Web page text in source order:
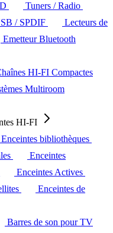
Tuners / Radio
/ SPDIF
Lecteurs de
Emetteur Bluetooth
HI-FI Compactes
Multiroom
HI-FI
Enceintes bibliothèques
Enceintes
Enceintes Actives
Enceintes de
Barres de son pour TV